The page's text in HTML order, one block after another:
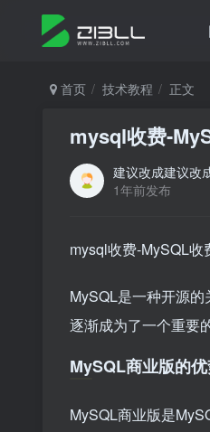
首页 技术教程 正文
mysql收费-
建议改成建议改
1年前发布
mysql收费-MySQL收
MySQL是一种开源
逐渐成为了一个重要
MySQL商业版的
MySQL商业版是